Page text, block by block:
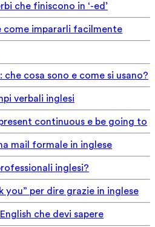
che finiscono in ‘-ed’
come impararli facilmente
che cosa sono e come si usano?
verbali inglesi
continuous e be going to
mail formale in inglese
inglesi?
you” per dire grazie in inglese
che devi sapere